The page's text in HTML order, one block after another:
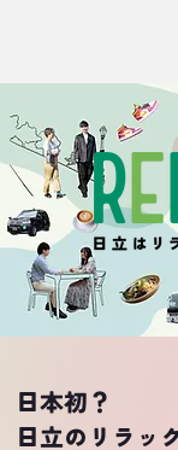
日本初？
日立のリラッ